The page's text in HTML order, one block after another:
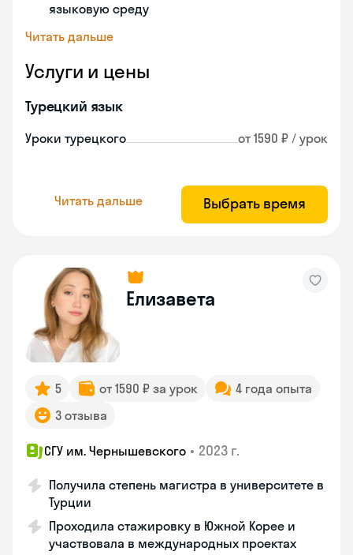
языковую среду
Читать дальше
Услуги и цены
Турецкий язык
Уроки турецкого от 1590 ₽ / урок
Читать дальше Выбрать время
Елизавета
5 от 1590 ₽ за урок
4 года опыта
3 отзыва
СГУ им. Чернышевского • 2023 г.
Получила степень магистра в университете в
Турции
Проходила стажировку в Южной Корее и
участвовала в международных проектах